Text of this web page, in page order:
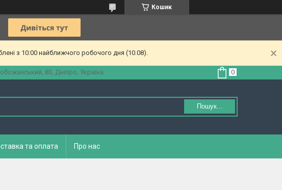
Кошик
з 10:00 найближчого робочого дня (10.08).
83, Дніпро, Україна
Пошук...
та оплата Про нас